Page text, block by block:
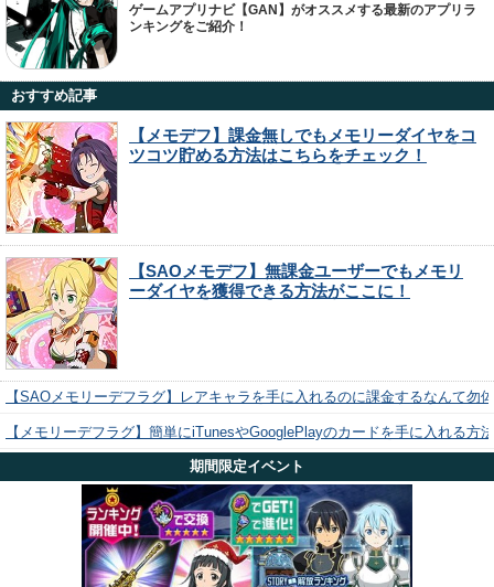
ゲームアプリナビ【GAN】がオススメする最新のアプリラ
ンキングをご紹介！
おすすめ記事
【メモデフ】課金無しでもメモリーダイヤをコ
ツコツ貯める方法はこちらをチェック！
【SAOメモデフ】無課金ユーザーでもメモリ
ーダイヤを獲得できる方法がここに！
【SAOメモリーデフラグ】レアキャラを手に入れるのに課金するなんて勿
【メモリーデフラグ】簡単にiTunesやGooglePlayのカードを手に入れる方
期間限定イベント